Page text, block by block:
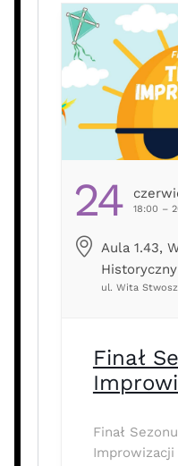
24 18:00 –
Aula 1.43,
Historyczny
ul. Wita
Finał
Finał